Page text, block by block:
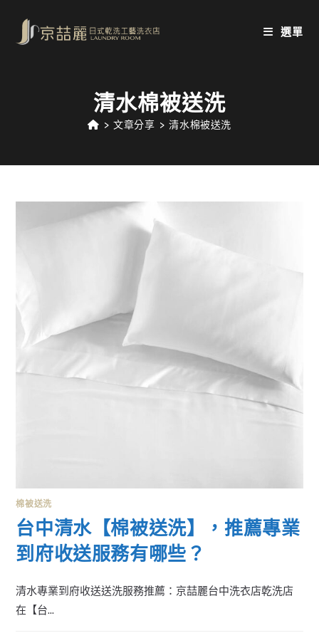
content
選單
清水棉被送洗
> 文章分享 > 清水棉被送洗
棉被送洗
台中清水【棉被送洗】，推薦專業
到府收送服務有哪些？
清水專業到府收送送洗服務推薦：京喆麗台中洗衣店乾洗店
在【台...